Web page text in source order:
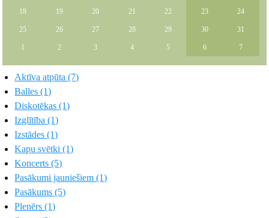
18 19 20 21 22 23 24
25 26 27 28 29 30 31
1 2 3 4 5 6 7
Aktīva atpūta (7)
Balles (1)
Diskotēkas (1)
Izglītība (1)
Izstādes (1)
Kapu svētki (1)
Koncerts (5)
Pasākumi jauniešiem (1)
Pasākums (5)
Plenērs (1)